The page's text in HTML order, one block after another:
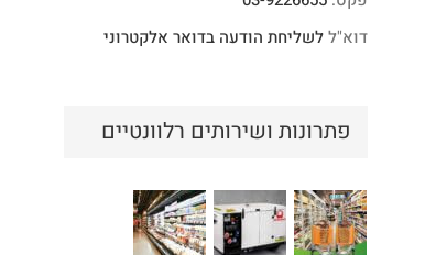
דוא"ללשליחת הודעה בדואר אלקטרוני
פתרונות ושירותים רלוונטיים